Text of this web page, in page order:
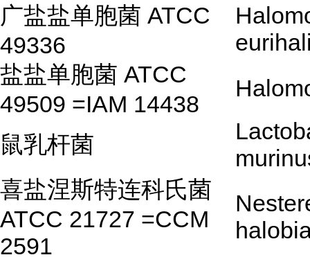
广盐盐单胞菌 ATCC
49336
盐盐单胞菌 ATCC
49509 =IAM 14438
鼠乳杆菌
喜盐涅斯特连科氏菌
ATCC 21727 =CCM
2591